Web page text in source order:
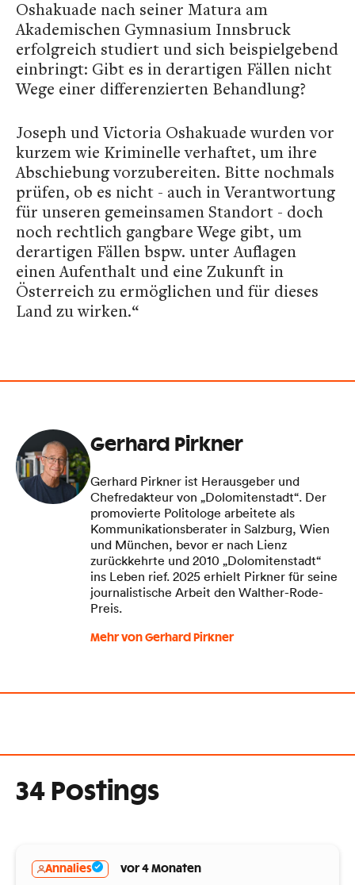
Oshakuade nach seiner Matura am
Akademischen Gymnasium Innsbruck
erfolgreich studiert und sich beispielgebend
einbringt: Gibt es in derartigen Fällen nicht
Wege einer differenzierten Behandlung?
Joseph und Victoria Oshakuade wurden vor
kurzem wie Kriminelle verhaftet, um ihre
Abschiebung vorzubereiten. Bitte nochmals
prüfen, ob es nicht - auch in Verantwortung
für unseren gemeinsamen Standort - doch
noch rechtlich gangbare Wege gibt, um
derartigen Fällen bspw. unter Auflagen
einen Aufenthalt und eine Zukunft in
Österreich zu ermöglichen und für dieses
Land zu wirken.“
Gerhard Pirkner
Gerhard Pirkner ist Herausgeber und
Chefredakteur von „Dolomitenstadt“. Der
promovierte Politologe arbeitete als
Kommunikationsberater in Salzburg, Wien
und München, bevor er nach Lienz
zurückkehrte und 2010 „Dolomitenstadt“
ins Leben rief. 2025 erhielt Pirkner für seine
journalistische Arbeit den Walther-Rode-
Preis.
Mehr von Gerhard Pirkner
34 Postings
Annalies vor 4 Monaten